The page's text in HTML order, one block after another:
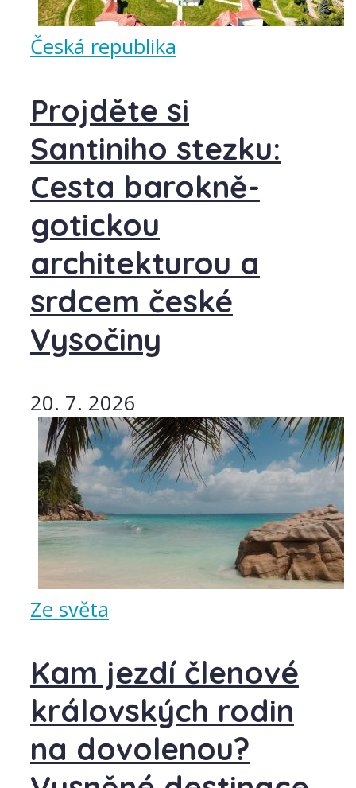
Česká republika
Projděte si
Santiniho stezku:
Cesta barokně-
gotickou
architekturou a
srdcem české
Vysočiny
20. 7. 2026
Ze světa
Kam jezdí členové
královských rodin
na dovolenou?